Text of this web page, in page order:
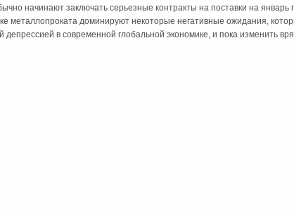
начинают заключать серьезные контракты на поставки на январь
металлопроката доминируют некоторые негативные ожидания,
в современной глобальной экономике, и пока изменить